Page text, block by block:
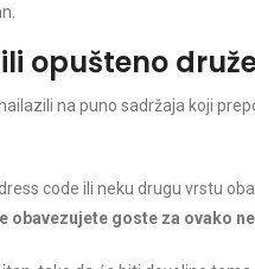
opušteno
na puno sadržaja koji
code ili neku drugu vrstu
obavezujete goste za ovako